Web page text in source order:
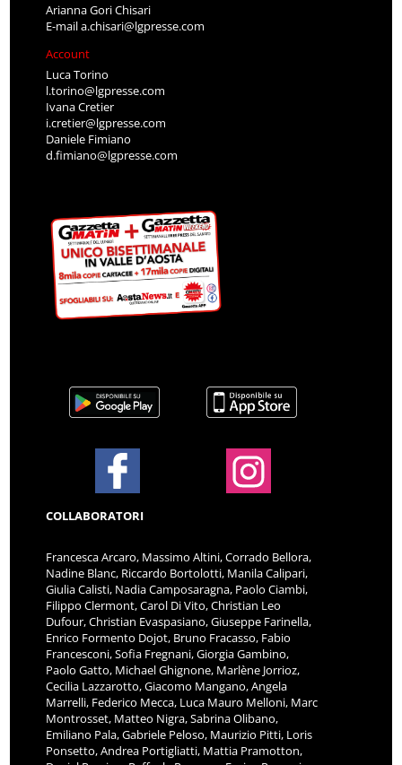
Arianna Gori Chisari
E-maila.chisari@lgpresse.com
Account
Luca Torino
l.torino@lgpresse.com
Ivana Cretier
i.cretier@lgpresse.com
Daniele Fimiano
d.fimiano@lgpresse.com
COLLABORATORI
Francesca Arcaro, Massimo Altini, Corrado Bellora,
Nadine Blanc, Riccardo Bortolotti, Manila Calipari,
Giulia Calisti, Nadia Camposaragna, Paolo Ciambi,
Filippo Clermont, Carol Di Vito, Christian Leo
Dufour, Christian Evaspasiano, Giuseppe Farinella,
Enrico Formento Dojot, Bruno Fracasso, Fabio
Francesconi, Sofia Fregnani, Giorgia Gambino,
Paolo Gatto, Michael Ghignone, Marlène Jorrioz,
Cecilia Lazzarotto, Giacomo Mangano, Angela
Marrelli, Federico Mecca, Luca Mauro Melloni, Marc
Montrosset, Matteo Nigra, Sabrina Olibano,
Emiliano Pala, Gabriele Peloso, Maurizio Pitti, Loris
Ponsetto, Andrea Portigliatti, Mattia Pramotton,